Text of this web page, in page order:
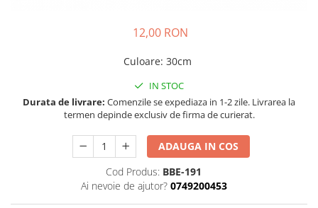
12,00 RON
Culoare: 30cm
IN STOC
Durata de livrare: Comenzile se expediaza in 1-2 zile. Livrarea la
termen depinde exclusiv de firma de curierat.
ADAUGA IN COS
Cod Produs: BBE-191
Ai nevoie de ajutor? 0749200453